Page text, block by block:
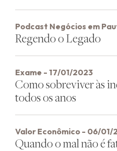
Podcast Negócios em
Regendo o Legado
Exame - 17/01/2023
Como sobreviver às
todos os anos
Valor Econômico - 06/01/
Quando o mal não é